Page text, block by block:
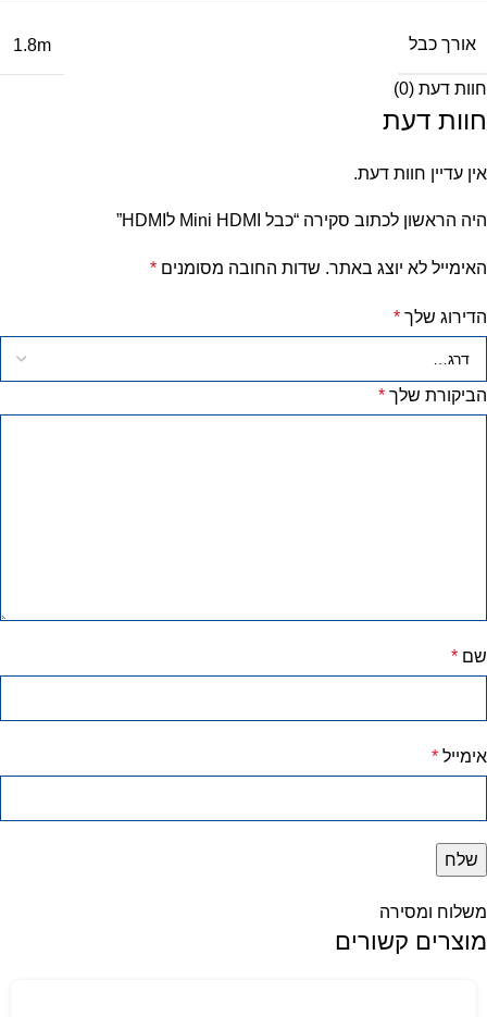
אורך כבל 1.8m
חוות דעת (0)
חוות דעת
אין עדיין חוות דעת.
היה הראשון לכתוב סקירה “כבל Mini HDMI לHDMI”
האימייל לא יוצג באתר. שדות החובה מסומנים *
הדירוג שלך *
הביקורת שלך *
שם *
אימייל *
משלוח ומסירה
מוצרים קשורים